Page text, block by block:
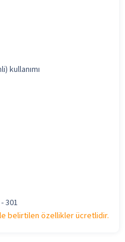
kullanımı
301
belirtilen özellikler ücretlidir.